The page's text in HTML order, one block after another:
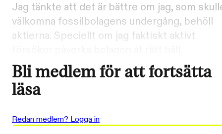
Jag tänkte att det är bättre om jag, som
välkomna fossilbolagens undergång, behöll
aktierna. Speciellt om jag faktiskt aktivt
Bli medlem för att fortsätta
läsa
Redan medlem? Logga in